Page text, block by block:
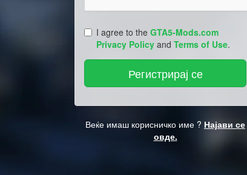
I agree to the GTA5-Mods.com
Privacy Policy and Terms of Use.
Веќе имаш корисничко име ? Најави се
овде.